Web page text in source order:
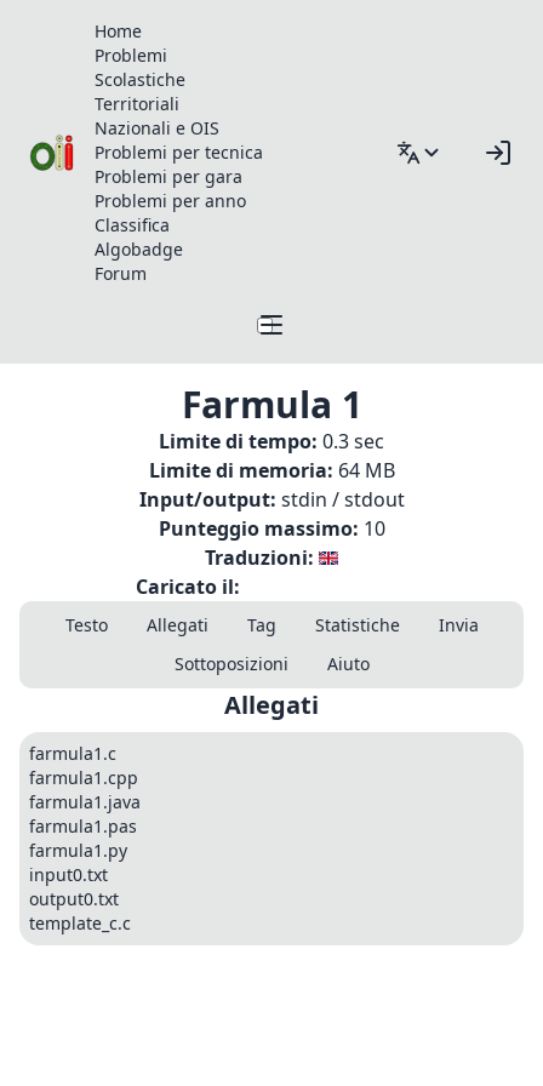
Home
Problemi
Scolastiche
Territoriali
Nazionali e OIS
Problemi per tecnica
Problemi per gara
Problemi per anno
Classifica
Algobadge
Forum
Farmula 1
Limite di tempo: 0.3 sec
Limite di memoria: 64 MB
Input/output: stdin / stdout
Punteggio massimo: 10
Traduzioni:
Caricato il:
Testo Allegati Tag Statistiche
Invia
Sottoposizioni
Aiuto
Allegati
farmula1.c
farmula1.cpp
farmula1.java
farmula1.pas
farmula1.py
input0.txt
output0.txt
template_c.c